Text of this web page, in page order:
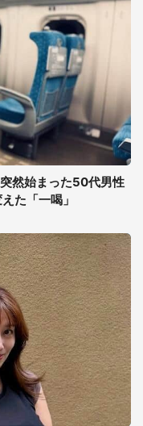
然始まった50代男性
た「一喝」